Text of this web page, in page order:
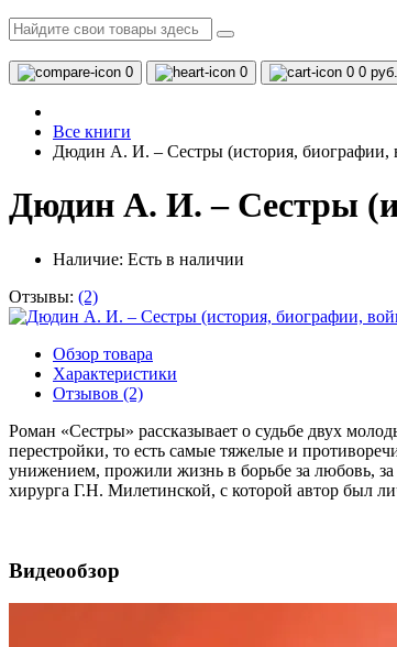
0 0 0 0 руб.
Все книги
Дюдин А. И. – Сестры (история, биографии,
Дюдин А. И. – Сестры
Наличие: Есть в наличии
Отзывы: (2)
Обзор товара
Характеристики
Отзывов (2)
Роман «Сестры» рассказывает о судьбе двух
перестройки, то есть самые тяжелые и
унижением, прожили жизнь в борьбе за любовь,
хирурга Г.Н. Милетинской, с которой автор был
Видеообзор